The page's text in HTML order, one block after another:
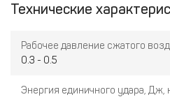
маневренность и точность.
: высокая
Легкость управления
Технические
Рабочее давление сжатого
0.3 - 0.5
Энергия единичного удара, Дж,